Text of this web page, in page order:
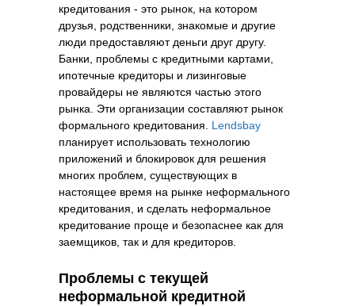
кредитования - это рынок, на котором
друзья, родственники, знакомые и другие
люди предоставляют деньги друг другу.
Банки, проблемы с кредитными картами,
ипотечные кредиторы и лизинговые
провайдеры не являются частью этого
рынка. Эти организации составляют рынок
формального кредитования. Lendsbay
планирует использовать технологию
приложений и блокировок для решения
многих проблем, существующих в
настоящее время на рынке неформального
кредитования, и сделать неформальное
кредитование проще и безопаснее как для
заемщиков, так и для кредиторов.
Проблемы с текущей
неформальной кредитной